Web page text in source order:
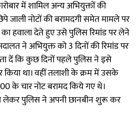
में शामिल अन्य अभियुक्तों की
जाली नोटों की बरामदगी समेत मामले पर
हवाला देते हुए उसे पुलिस रिमांड पर लेने
ने अभियुक्त को 3 दिनों की रिमांड पर
दें कि कुछ दिनों पहले पुलिस ने इसे
किया था। वहीं तलाशी के क्रम में उसके
के चार नोट बरामद किये गए थे।
लेकर पुलिस ने अपनी छानबीन शुरू कर